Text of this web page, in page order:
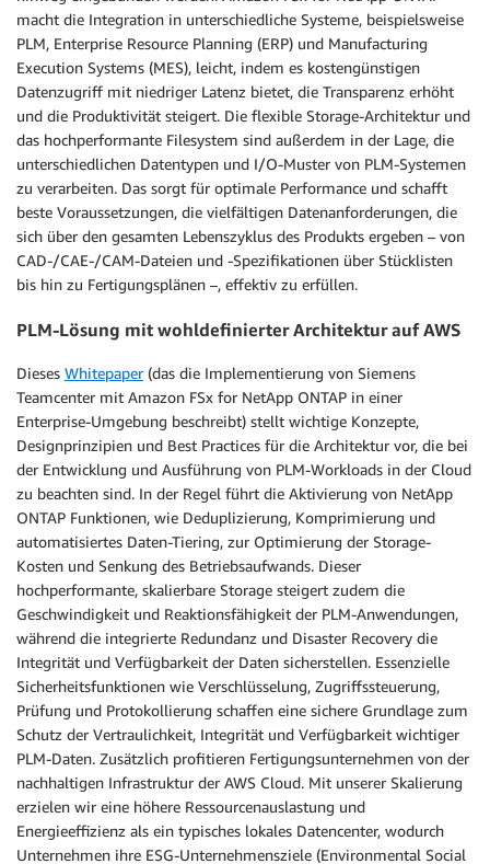
macht die Integration in unterschiedliche Systeme, beispielsweise
PLM, Enterprise Resource Planning (ERP) und Manufacturing
Execution Systems (MES), leicht, indem es kostengünstigen
Datenzugriff mit niedriger Latenz bietet, die Transparenz erhöht
und die Produktivität steigert. Die flexible Storage-Architektur und
das hochperformante Filesystem sind außerdem in der Lage, die
unterschiedlichen Datentypen und I/O-Muster von PLM-Systemen
zu verarbeiten. Das sorgt für optimale Performance und schafft
beste Voraussetzungen, die vielfältigen Datenanforderungen, die
sich über den gesamten Lebenszyklus des Produkts ergeben – von
CAD-/CAE-/CAM-Dateien und -Spezifikationen über Stücklisten
bis hin zu Fertigungsplänen –, effektiv zu erfüllen.
PLM-Lösung mit wohldefinierter Architektur auf AWS
Dieses Whitepaper(das die Implementierung von Siemens
Teamcenter mit Amazon FSx for NetApp ONTAP in einer
Enterprise-Umgebung beschreibt) stellt wichtige Konzepte,
Designprinzipien und Best Practices für die Architektur vor, die bei
der Entwicklung und Ausführung von PLM-Workloads in der Cloud
zu beachten sind. In der Regel führt die Aktivierung von NetApp
ONTAP Funktionen, wie Deduplizierung, Komprimierung und
automatisiertes Daten-Tiering, zur Optimierung der Storage-
Kosten und Senkung des Betriebsaufwands. Dieser
hochperformante, skalierbare Storage steigert zudem die
Geschwindigkeit und Reaktionsfähigkeit der PLM-Anwendungen,
während die integrierte Redundanz und Disaster Recovery die
Integrität und Verfügbarkeit der Daten sicherstellen. Essenzielle
Sicherheitsfunktionen wie Verschlüsselung, Zugriffssteuerung,
Prüfung und Protokollierung schaffen eine sichere Grundlage zum
Schutz der Vertraulichkeit, Integrität und Verfügbarkeit wichtiger
PLM-Daten. Zusätzlich profitieren Fertigungsunternehmen von der
nachhaltigen Infrastruktur der AWS Cloud. Mit unserer Skalierung
erzielen wir eine höhere Ressourcenauslastung und
Energieeffizienz als ein typisches lokales Datencenter, wodurch
Unternehmen ihre ESG-Unternehmensziele (Environmental Social